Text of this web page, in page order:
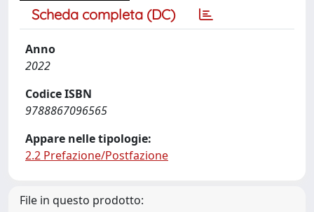
Scheda completa (DC)
Anno
2022
Codice ISBN
9788867096565
Appare nelle tipologie:
2.2 Prefazione/Postfazione
File in questo prodotto: